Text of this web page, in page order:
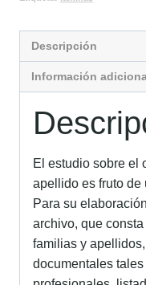
Descripción
Información
El estudio sobre el
apellido es fruto de
Para su
archivo, que
familias y
documentales